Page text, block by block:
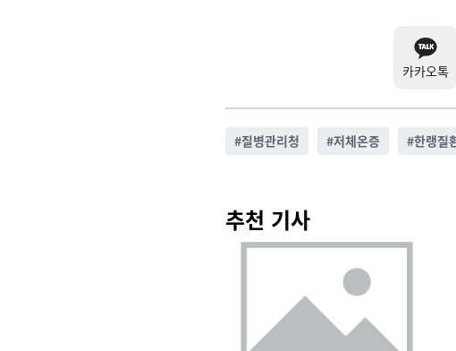
카카오톡
#질병관리청 #저체온증 #한랭질
추천 기사